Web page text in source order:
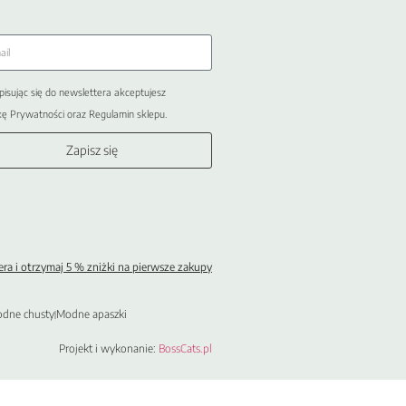
się do newslettera akceptujesz
Prywatności oraz Regulamin sklepu.
Zapisz się
i otrzymaj 5 % zniżki na pierwsze zakupy
chusty Modne apaszki
Projekt i wykonanie: BossCats.pl